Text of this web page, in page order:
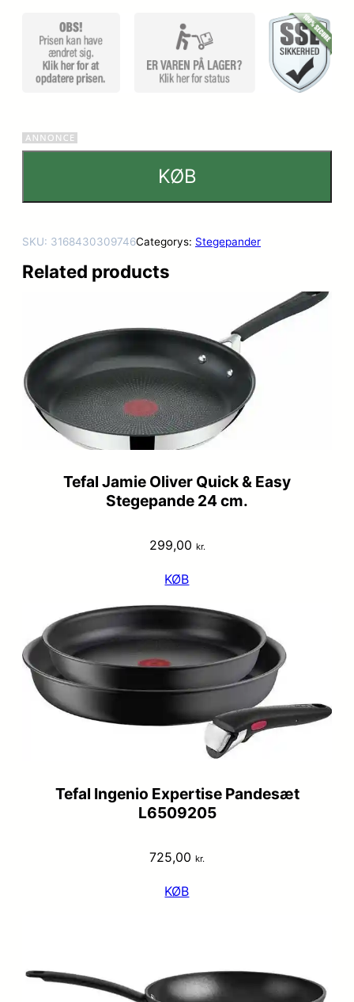
KØB
SKU: 3168430309746Categorys: Stegepander
Related products
Tefal Jamie Oliver Quick & Easy
Stegepande 24 cm.
299,00 kr.
KØB
Tefal Ingenio Expertise Pandesæt
L6509205
725,00 kr.
KØB